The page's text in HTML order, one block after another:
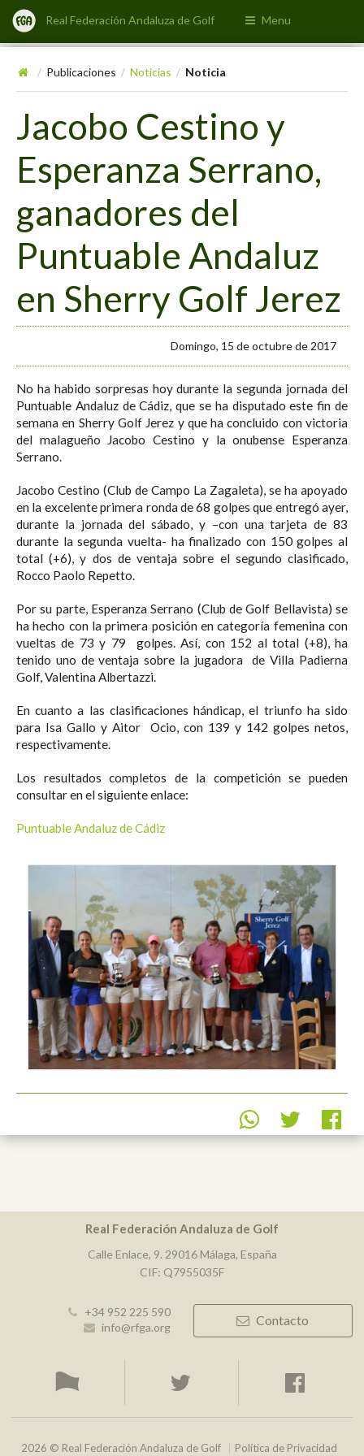
Real Federación Andaluza de Golf Menu
/ Publicaciones / Noticias / Noticia
Jacobo Cestino y
Esperanza Serrano,
ganadores del
Puntuable Andaluz
en Sherry Golf Jerez
Domingo, 15 de octubre de 2017
No ha habido sorpresas hoy durante la segunda jornada del
Puntuable Andaluz de Cádiz, que se ha disputado este fin de
semana en Sherry Golf Jerez y que ha concluido con victoria
del malagueño Jacobo Cestino y la onubense Esperanza
Serrano.
Jacobo Cestino (Club de Campo La Zagaleta), se ha apoyado
en la excelente primera ronda de 68 golpes que entregó ayer,
durante la jornada del sábado, y –con una tarjeta de 83
durante la segunda vuelta- ha finalizado con 150 golpes al
total (+6), y dos de ventaja sobre el segundo clasificado,
Rocco Paolo Repetto.
Por su parte, Esperanza Serrano (Club de Golf Bellavista) se
ha hecho con la primera posición en categoría femenina con
vueltas de 73 y 79 golpes. Así, con 152 al total (+8), ha
tenido uno de ventaja sobre la jugadora de Villa Padierna
Golf, Valentina Albertazzi.
En cuanto a las clasificaciones hándicap, el triunfo ha sido
para Isa Gallo y Aitor Ocio, con 139 y 142 golpes netos,
respectivamente.
Los resultados completos de la competición se pueden
consultar en el siguiente enlace:
Puntuable Andaluz de Cádiz
Real Federación Andaluza de Golf
Calle Enlace, 9. 29016 Málaga, España
CIF: Q7955035F
+34 952 225 590
info@rfga.org
Contacto
2026 © Real Federación Andaluza de Golf Política de Privacidad